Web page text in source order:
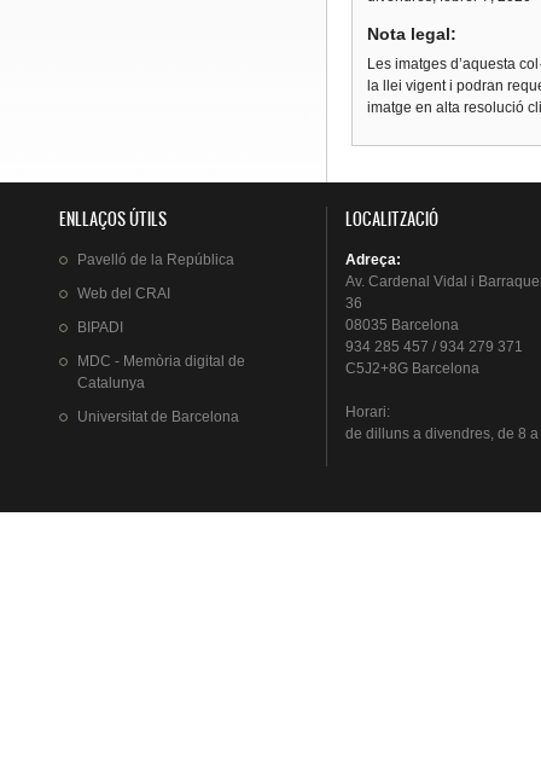
Nota legal:
Les imatges d’aquesta
la llei vigent i podran
imatge en alta resolució
ENLLAÇOS ÚTILS
Pavelló de la República
Web del CRAI
BIPADI
MDC - Memòria digital de
Catalunya
Universitat de Barcelona
LOCALITZACIÓ
Adreça:
Av. Cardenal Vidal i
36
08035 Barcelona
934 285 457 / 934 279 371
C5J2+8G Barcelona
Horari:
de dillunsa divendres, de 8